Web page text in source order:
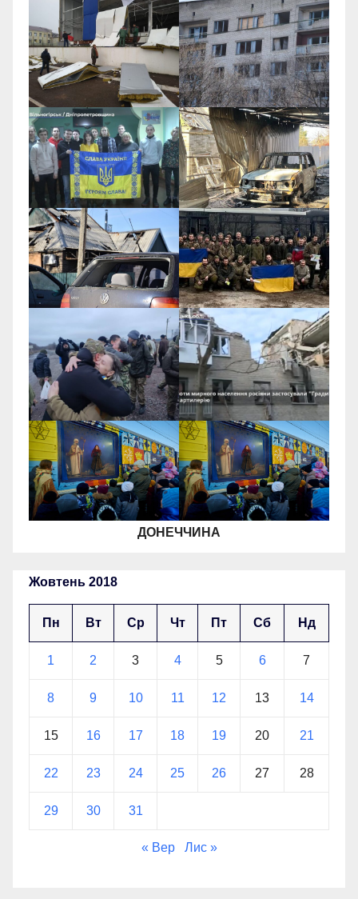
ДОНЕЧЧИНА
Жовтень 2018
Пн Вт Ср Чт Пт Сб Нд
1 2 3 4 5 6 7
8 9 10 11 12 13 14
15 16 17 18 19 20 21
22 23 24 25 26 27 28
29 30 31
« Вер Лис »